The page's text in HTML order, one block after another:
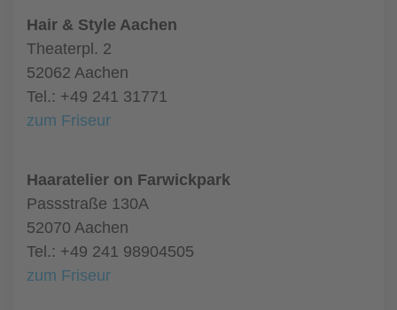
Hair & Style Aachen
Theaterpl. 2
52062 Aachen
Tel.: +49 241 31771
zum Friseur
Haaratelier on Farwickpark
Passstraße 130A
52070 Aachen
Tel.: +49 241 98904505
zum Friseur